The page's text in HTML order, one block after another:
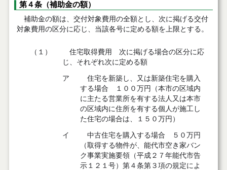
第４条（補助金の額）
補助金の額は、交付対象費用の全額とし、次に掲げる交付
対象費用の区分に応じ、当該各号に定める額を上限とする。
（１）
住宅取得費用 次に掲げる場合の区分に応
じ、それぞれ次に定める額
ア
住宅を新築し、又は新築住宅を購入
する場合 １００万円（本市の区域内
に主たる営業所を有する法人又は本市
の区域内に住所を有する個人が施工し
た住宅の場合は、１５０万円）
イ
中古住宅を購入する場合 ５０万円
（取得する物件が、能代市空き家バン
ク事業実施要領（平成２７年能代市告
示１２１号）第４条第３項の規定によ